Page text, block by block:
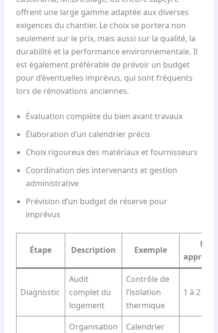
offrent une large gamme adaptée aux diverses
exigences du chantier. Le choix se portera non
seulement sur le prix, mais aussi sur la qualité, la
durabilité et la performance environnementale. Il
est également préférable de prévoir un budget
pour d’éventuelles imprévus, qui sont fréquents
lors de rénovations anciennes.
Évaluation complète du bien avant travaux
Élaboration d’un calendrier précis
Choix rigoureux des matériaux et fournisseurs
Coordination des intervenants et gestion
administrative
Prévision d’un budget de réserve pour
imprévus
Étape Description Exemple
Diagnostic
Audit
complet du
logement
Contrôle de
l’isolation
thermique
1 à 2
Organisation Calendrier